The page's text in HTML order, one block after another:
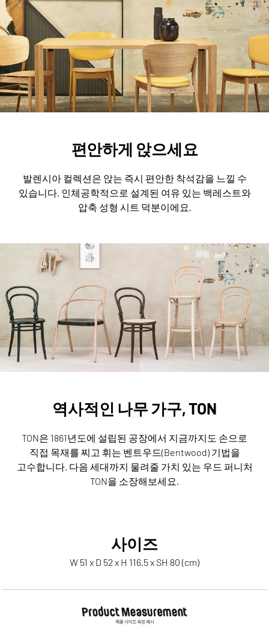
편안하게 앉으세요
발렌시아 컬렉션은 앉는 즉시 편안한 착석감을 느낄 수
있습니다. 인체공학적으로 설계된 여유 있는 백레스트와
압축 성형 시트 덕분이에요.
역사적인 나무 가구, TON
TON은 1861년도에 설립된 공장에서 지금까지도 손으로
직접 목재를 찌고 휘는 벤트우드(Bentwood) 기법을
고수합니다. 다음 세대까지 물려줄 가치 있는 우드 퍼니처
TON을 소장해보세요.
사이즈
W 51 x D 52 x H 116.5 x SH 80 (cm)